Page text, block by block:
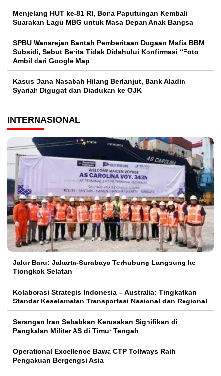
Menjelang HUT ke-81 RI, Bona Paputungan Kembali
Suarakan Lagu MBG untuk Masa Depan Anak Bangsa
SPBU Wanarejan Bantah Pemberitaan Dugaan Mafia BBM
Subsidi, Sebut Berita Tidak Didahului Konfirmasi “Foto
Ambil dari Google Map
Kasus Dana Nasabah Hilang Berlanjut, Bank Aladin
Syariah Digugat dan Diadukan ke OJK
INTERNASIONAL
Jalur Baru: Jakarta-Surabaya Terhubung Langsung ke
Tiongkok Selatan
Kolaborasi Strategis Indonesia – Australia: Tingkatkan
Standar Keselamatan Transportasi Nasional dan Regional
Serangan Iran Sebabkan Kerusakan Signifikan di
Pangkalan Militer AS di Timur Tengah
Operational Excellence Bawa CTP Tollways Raih
Pengakuan Bergengsi Asia